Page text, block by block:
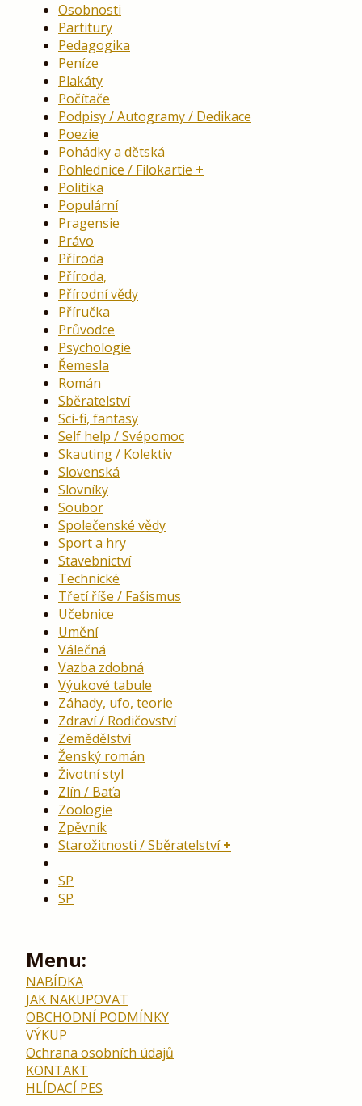
Osobnosti
Partitury
Pedagogika
Peníze
Plakáty
Počítače
Podpisy / Autogramy / Dedikace
Poezie
Pohádky a dětská
Pohlednice / Filokartie
Politika
Populární
Pragensie
Právo
Příroda
Příroda,
Přírodní vědy
Příručka
Průvodce
Psychologie
Řemesla
Román
Sběratelství
Sci-fi, fantasy
Self help / Svépomoc
Skauting / Kolektiv
Slovenská
Slovníky
Soubor
Společenské vědy
Sport a hry
Stavebnictví
Technické
Třetí říše / Fašismus
Učebnice
Umění
Válečná
Vazba zdobná
Výukové tabule
Záhady, ufo, teorie
Zdraví / Rodičovství
Zemědělství
Ženský román
Životní styl
Zlín / Baťa
Zoologie
Zpěvník
Starožitnosti / Sběratelství
SP
SP
Menu:
NABÍDKA
JAK NAKUPOVAT
OBCHODNÍ PODMÍNKY
VÝKUP
Ochrana osobních údajů
KONTAKT
HLÍDACÍ PES